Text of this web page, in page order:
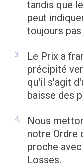
tandis que
peut
toujours pas
Le Prix a
précipité
qu'il s'agit
baisse des
Nous
notre Ordre
proche
Losses.